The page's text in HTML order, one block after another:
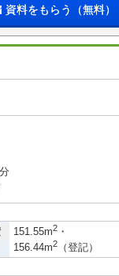
資料をもらう（無料）
151.55m2 ・
156.44m2
（登記）